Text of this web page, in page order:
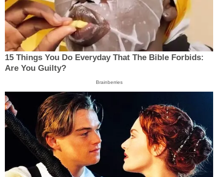
15 Things You Do Everyday That The Bible Forbids:
Are You Guilty?
Brainberries